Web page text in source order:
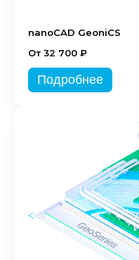
nanoCAD GeoniCS
От 32 700 ₽
Подробнее